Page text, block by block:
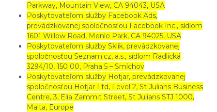
Parkway, Mountain View, CA 94043, USA
Poskytovateľom služby Facebook Ads,
prevádzkovanej spoločnosťou Facebook Inc., sídlom
1601 Willow Road, Menlo Park, CA 94025, USA
Poskytovateľom služby Sklik, prevádzkovanej
spoločnosťou Seznam.cz, a.s., sídlom Radlická
3294/10, 150 00, Praha 5 – Smíchov
Poskytovateľom služby Hotjar, prevádzkovanej
spoločnosťou Hotjar Ltd, Level 2, St Julians Business
Centre, 3, Elia Zammit Street, St Julians STJ 1000,
Malta, Europe